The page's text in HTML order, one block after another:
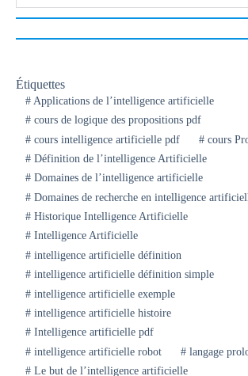
Étiquettes
#Applications de l’intelligence artificielle
#cours de logique des propositions pdf
#cours intelligence artificielle pdf #cours
#Définition de l’intelligence Artificielle
#Domaines de l’intelligence artificielle
#Domaines de recherche en intelligence
#Historique Intelligence Artificielle
#Intelligence Artificielle
#intelligence artificielle définition
#intelligence artificielle définition simple
#intelligence artificielle exemple
#intelligence artificielle histoire
#Intelligence artificielle pdf
#intelligence artificielle robot #langage
#Le but de l’intelligence artificielle